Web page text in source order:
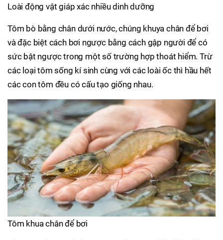
Loài động vật giáp xác nhiều dinh dưỡng
Tôm bò bằng chân dưới nước, chúng khuya chân để bơi
và đặc biệt cách bơi ngược bằng cách gập người để có
sức bật ngược trong một số trường hợp thoát hiểm. Trừ
các loại tôm sống kí sinh cùng với các loài ốc thì hầu hết
các con tôm đều có cấu tạo giống nhau.
Tôm khua chân để bơi